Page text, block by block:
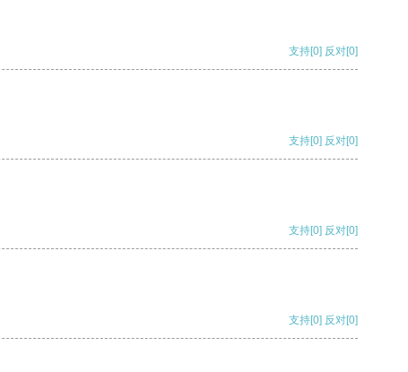
支持[0] 反对[0]
支持[0] 反对[0]
支持[0] 反对[0]
支持[0] 反对[0]